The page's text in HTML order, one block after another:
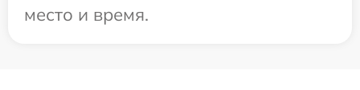
место и время.